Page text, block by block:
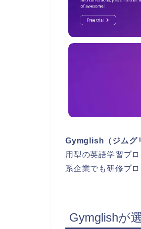
Gymglish（ジムグ
用型の英語学習プ
系企業でも研修プ
Gymglishが